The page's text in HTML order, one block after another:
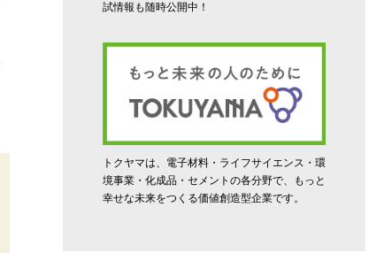
試情報も随時公開中！
トクヤマは、電子材料・ライフサイエンス・環
境事業・化成品・セメントの各分野で、もっと
幸せな未来をつくる価値創造型企業です。